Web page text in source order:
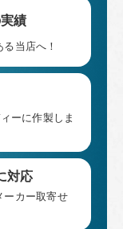
績
当店へ！
ーに作製しま
対応
ーカー取寄せ